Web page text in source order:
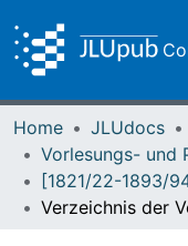
Home JLUdocs